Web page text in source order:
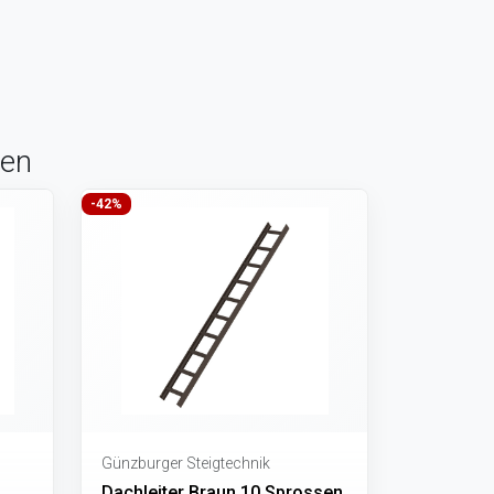
-42%
Günzburger Steigtechnik